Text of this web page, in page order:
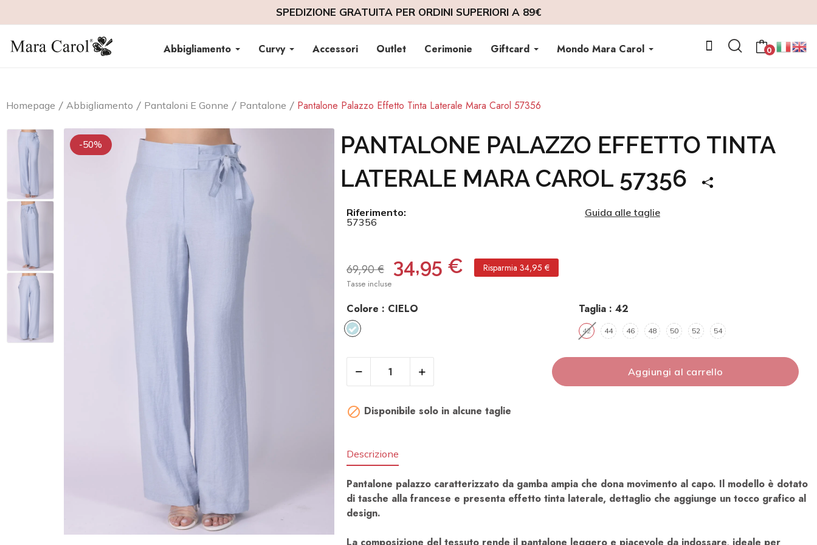
SPEDIZIONE GRATUITA PER ORDINI SUPERIORI A 89€
Abbigliamento Curvy Accessori Outlet Cerimonie Giftcard Mondo Mara Carol 0
Homepage Abbigliamento Pantaloni E Gonne Pantalone Pantalone Palazzo Effetto Tinta Laterale Mara Carol 57356
-50%
PANTALONE PALAZZO EFFETTO TINTA
LATERALE MARA CAROL 57356
Riferimento:
57356
Guida alle taglie
69,90 € 34,95 € Risparmia 34,95 €
Tasse incluse
Colore : CIELO​
CIELO​
Taglia : 42​
42​ 44 46 48 50 52 54
Aggiungi al carrello
 Disponibile solo in alcune taglie
Descrizione
Pantalone palazzo caratterizzato da gamba ampia che dona movimento al capo. Il modello è dotato
di tasche alla francese e presenta effetto tinta laterale, dettaglio che aggiunge un tocco grafico al
design.